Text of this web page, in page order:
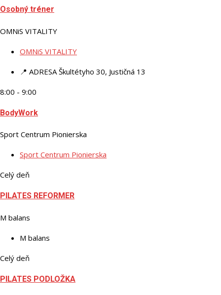
Osobný tréner
OMNiS VITALITY
OMNiS VITALITY
📍 ADRESA Škultétyho 30, Justičná 13
8:00 - 9:00
BodyWork
Sport Centrum Pionierska
Sport Centrum Pionierska
Celý deň
PILATES REFORMER
M balans
M balans
Celý deň
PILATES PODLOŽKA